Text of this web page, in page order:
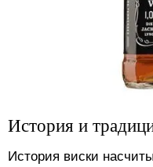
История и
История виски